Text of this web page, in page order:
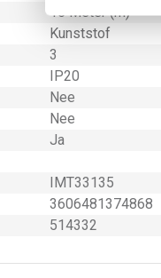
15 Meter (m)
Kunststof
3
IP20
Nee
Nee
Ja
IMT33135
3606481374868
514332